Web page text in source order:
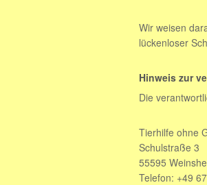
Wir weisen
lückenloser
Hinweis zur
Die
Tierhilfe ohne
Schulstraße 3
55595
Telefon: +49